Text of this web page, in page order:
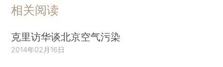
相关阅读
克里访华谈北京空气污染
2014年02月16日